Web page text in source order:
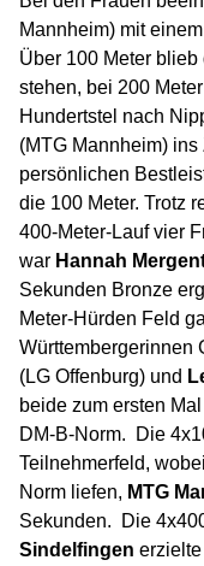
Mannheim) mit
Über 100 Meter
stehen, bei 200
Hundertstel nach
(MTG Mannheim)
persönlichen
die 100 Meter. Trotz
400-Meter-Lauf vier
war Hannah
Sekunden Bronze
Meter-Hürden Feld
Württembergerinnen
(LG Offenburg) und
beide zum ersten
DM-B-Norm. Die
Teilnehmerfeld,
Norm liefen, MTG
Sekunden. Die
Sindelfingen